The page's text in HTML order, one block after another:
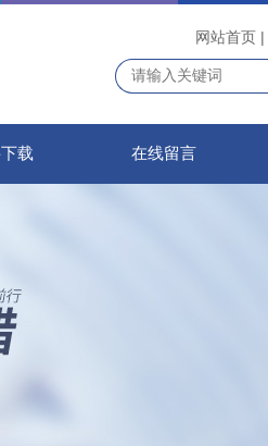
网站首页 |
载 在线留言